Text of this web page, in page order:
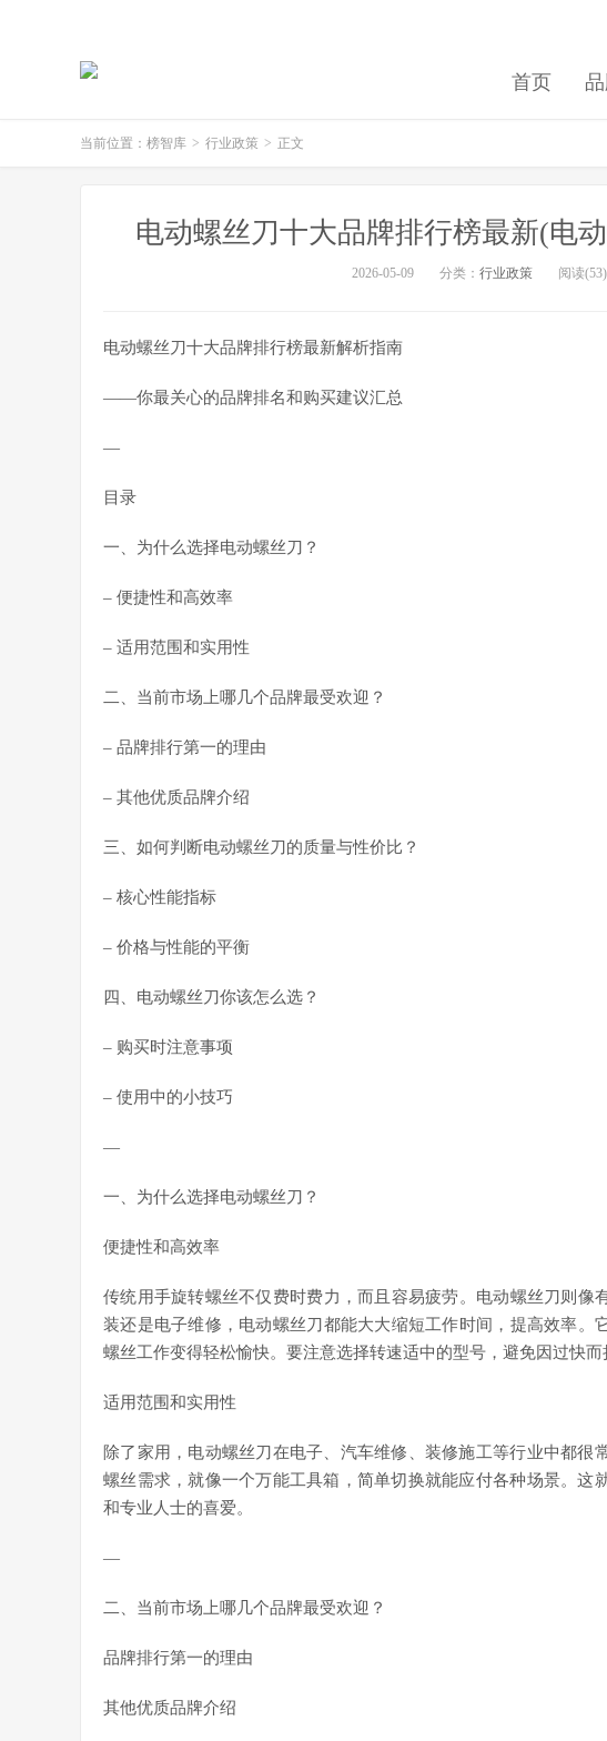
首页
当前位置： 榜智库 > 行业政策 > 正文
电动螺丝刀十大品牌排行榜最新(电
2026-05-09 分类： 行业政策 阅读(53)
电动螺丝刀十大品牌排行榜最新解析指南
——你最关心的品牌排名和购买建议汇总
—
目录
一、为什么选择电动螺丝刀？
– 便捷性和高效率
– 适用范围和实用性
二、当前市场上哪几个品牌最受欢迎？
– 品牌排行第一的理由
– 其他优质品牌介绍
三、如何判断电动螺丝刀的质量与性价比？
– 核心性能指标
– 价格与性能的平衡
四、电动螺丝刀你该怎么选？
– 购买时注意事项
– 使用中的小技巧
—
一、为什么选择电动螺丝刀？
便捷性和高效率
传统用手旋转螺丝不仅费时费力，而且容易疲劳。电动螺丝刀则像
装还是电子维修，电动螺丝刀都能大大缩短工作时间，提高效率。
螺丝工作变得轻松愉快。要注意选择转速适中的型号，避免因过快而
适用范围和实用性
除了家用，电动螺丝刀在电子、汽车维修、装修施工等行业中都很
螺丝需求，就像一个万能工具箱，简单切换就能应付各种场景。这
和专业人士的喜爱。
—
二、当前市场上哪几个品牌最受欢迎？
品牌排行第一的理由
其他优质品牌介绍